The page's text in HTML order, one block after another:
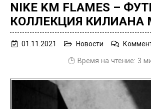
NIKE KM FLAMES –
КОЛЛЕКЦИЯ КИЛИАНА
01.11.2021 Новости
🕒 Время на чтение: 3